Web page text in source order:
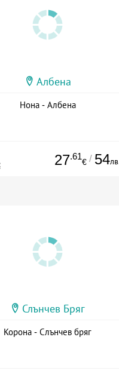
Албена
Нона - Албена
27.61
€ / 54лв.
Слънчев Бряг
Корона - Слънчев бряг